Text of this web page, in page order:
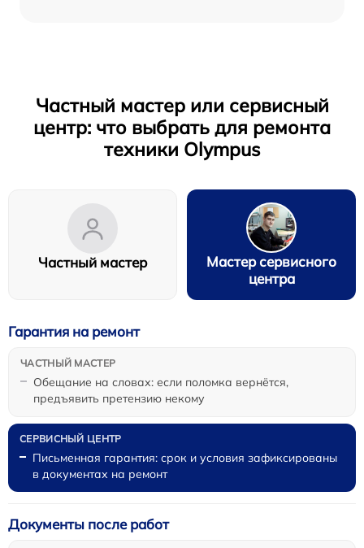
Частный мастер или сервисный
центр: что выбрать для ремонта
техники Olympus
Частный мастер
Мастер сервисного
центра
Обещание на словах: если поломка вернётся,
предъявить претензию некому
Гарантия на ремонт
Письменная гарантия: срок и условия зафиксированы
в документах на ремонт
Документы после работ